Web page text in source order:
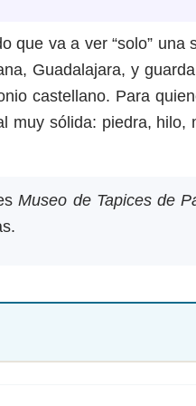
que va a ver “solo” una
Guadalajara, y
castellano. Para
muy sólida: piedra, hilo,
Museo de Tapices de